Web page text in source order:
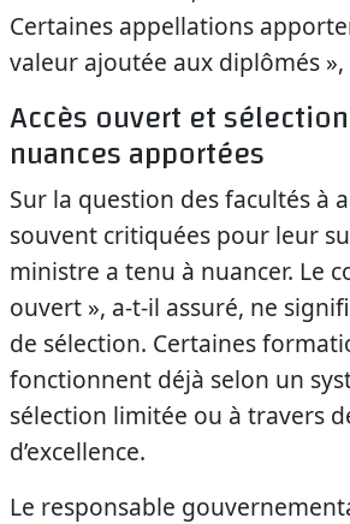
Certaines appellations
valeur ajoutée aux diplômés
Accès ouvert et
nuances apportées
Sur la question des facultés à
souvent critiquées pour leur
ministre a tenu à nuancer. Le
ouvert », a-t-il assuré, ne
de sélection. Certaines
fonctionnent déjà selon un
sélection limitée ou à travers
d’excellence.
Le responsable